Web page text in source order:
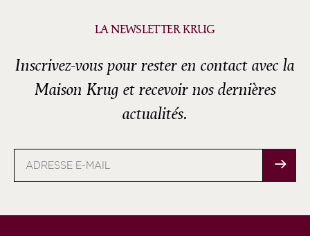
LA NEWSLETTER KRUG
Inscrivez-vous pour rester en contact avec la
Maison Krug et recevoir nos dernières
actualités.